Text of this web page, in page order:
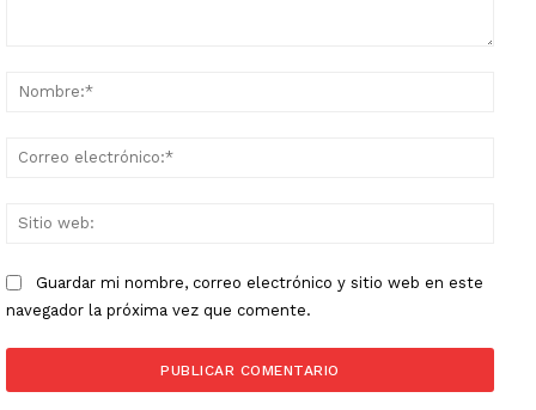
Guardar mi nombre, correo electrónico y sitio web en este
navegador la próxima vez que comente.